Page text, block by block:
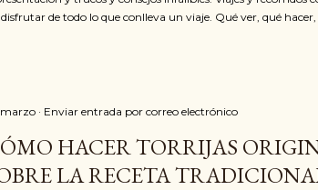
de todo lo que conlleva un viaje. Qué ver, qué
Enviar entrada por correo electrónico
HACER TORRIJAS
LA RECETA